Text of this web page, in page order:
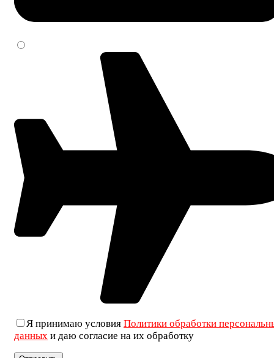
Я принимаю условия Политики обработки
данных и даю согласие на их обработку